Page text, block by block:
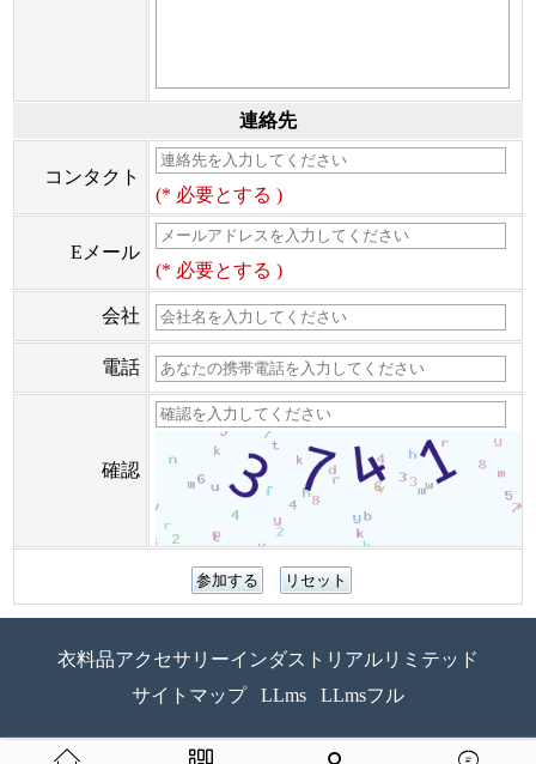
連絡先
コンタクト
(* 必要とする )
Eメール
(* 必要とする )
会社
電話
確認
衣料品アクセサリーインダストリアルリミテッド
サイトマップ
LLms LLmsフル